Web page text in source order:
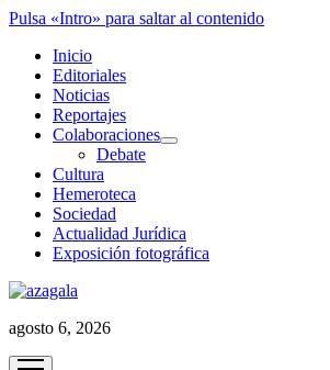
Pulsa «Intro» para saltar al contenido
Inicio
Editoriales
Noticias
Reportajes
Colaboraciones
abrir
Debate
Cultura
Hemeroteca
Sociedad
Actualidad Jurídica
Exposición fotográfica
agosto 6, 2026
abrir